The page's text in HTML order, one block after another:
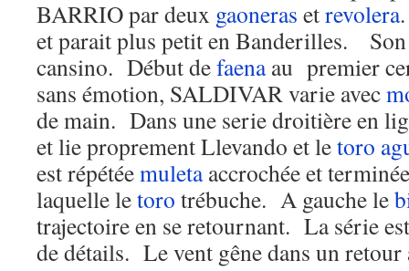
BARRIO par deux gaoneras etrevolera
et parait plus petit en Banderilles. Son
cansino. Début defaenaau premier
sans émotion, SALDIVAR varie avec
de main. Dans une serie droitière en
et lie proprement Llevando et letoro
est répétéemuletaaccrochée et
laquelle letoro trébuche. A gauche le
trajectoire en se retournant. La série
de détails. Le vent gêne dans un